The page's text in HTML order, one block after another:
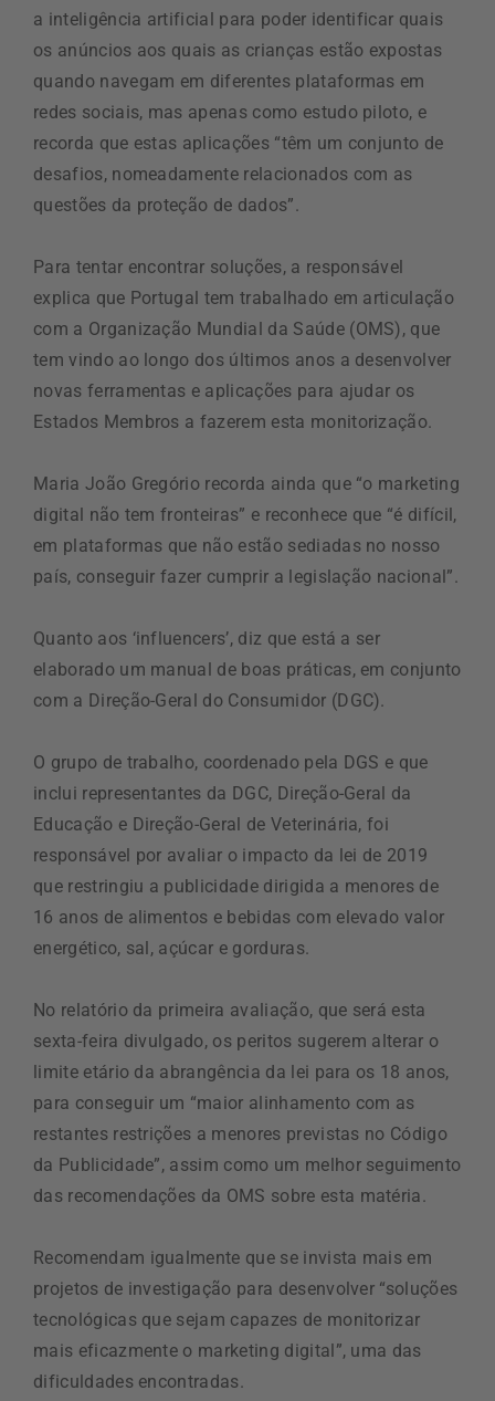
a inteligência artificial para poder identificar quais
os anúncios aos quais as crianças estão expostas
quando navegam em diferentes plataformas em
redes sociais, mas apenas como estudo piloto, e
recorda que estas aplicações “têm um conjunto de
desafios, nomeadamente relacionados com as
questões da proteção de dados”.
Para tentar encontrar soluções, a responsável
explica que Portugal tem trabalhado em articulação
com a Organização Mundial da Saúde (OMS), que
tem vindo ao longo dos últimos anos a desenvolver
novas ferramentas e aplicações para ajudar os
Estados Membros a fazerem esta monitorização.
Maria João Gregório recorda ainda que “o marketing
digital não tem fronteiras” e reconhece que “é difícil,
em plataformas que não estão sediadas no nosso
país, conseguir fazer cumprir a legislação nacional”.
Quanto aos ‘influencers’, diz que está a ser
elaborado um manual de boas práticas, em conjunto
com a Direção-Geral do Consumidor (DGC).
O grupo de trabalho, coordenado pela DGS e que
inclui representantes da DGC, Direção-Geral da
Educação e Direção-Geral de Veterinária, foi
responsável por avaliar o impacto da lei de 2019
que restringiu a publicidade dirigida a menores de
16 anos de alimentos e bebidas com elevado valor
energético, sal, açúcar e gorduras.
No relatório da primeira avaliação, que será esta
sexta-feira divulgado, os peritos sugerem alterar o
limite etário da abrangência da lei para os 18 anos,
para conseguir um “maior alinhamento com as
restantes restrições a menores previstas no Código
da Publicidade”, assim como um melhor seguimento
das recomendações da OMS sobre esta matéria.
Recomendam igualmente que se invista mais em
projetos de investigação para desenvolver “soluções
tecnológicas que sejam capazes de monitorizar
mais eficazmente o marketing digital”, uma das
dificuldades encontradas.